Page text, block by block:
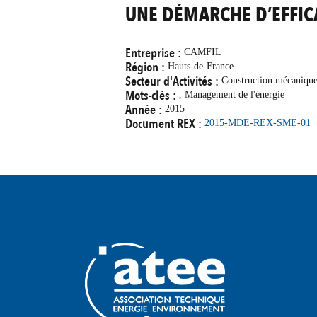
UNE DÉMARCHE
Entreprise : CAMFIL
Région : Hauts-de-France
Secteur d'Activités : Construction mécanique
Mots-clés : , Management de l'énergie
Année : 2015
Document REX : 2015-MDE-REX-SME-01